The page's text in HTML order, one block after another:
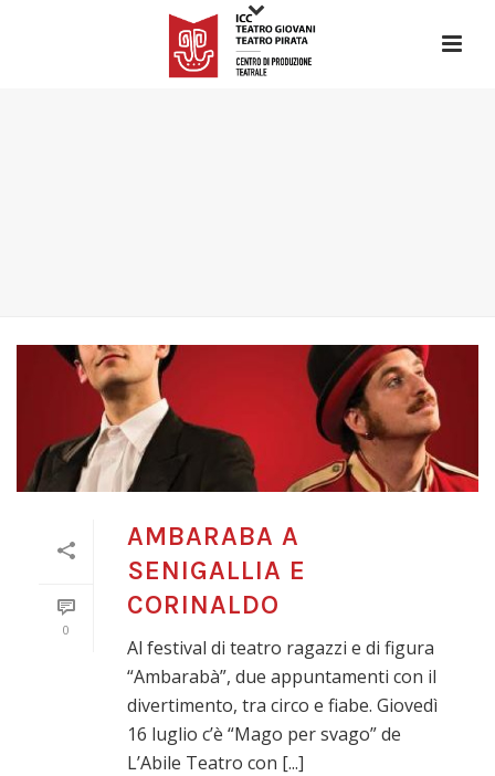
0
AMBARABA A
SENIGALLIA E
CORINALDO
Al festival di teatro ragazzi e di figura
“Ambarabà”, due appuntamenti con il
divertimento, tra circo e fiabe. Giovedì
16 luglio c’è “Mago per svago” de
L’Abile Teatro con [...]